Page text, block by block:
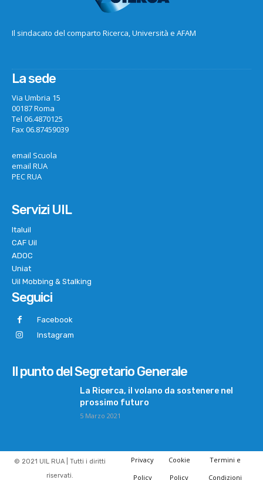
Il sindacato del comparto Ricerca, Università e AFAM
La sede
Via Umbria 15
00187 Roma
Tel 06.4870125
Fax 06.87459039
email Scuola
email RUA
PEC RUA
Servizi UIL
Italuil
CAF Uil
ADOC
Uniat
Uil Mobbing & Stalking
Seguici
Facebook
Instagram
Il punto del Segretario Generale
La Ricerca, il volano da sostenere nel
prossimo futuro
5 Marzo 2021
© 2021 UIL RUA | Tutti i diritti
riservati.
Privacy
Policy
Cookie
Policy
Termini e
Condizioni